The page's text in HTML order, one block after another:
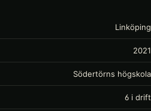
Linköping
2021
Södertörns högskola
6 i drift